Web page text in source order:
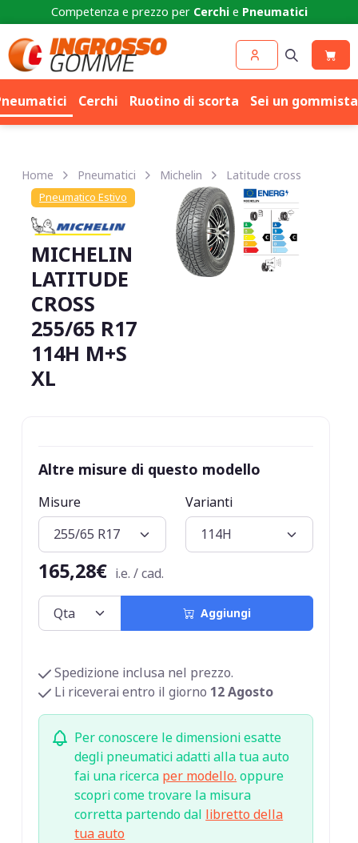
Competenza e prezzo per Cerchie Pneumatici
Cerchi Ruotino di scorta Sei un
Home Pneumatici Michelin Latitude cross
Pneumatico Estivo
MICHELIN
LATITUDE
CROSS
255/65 R17
114H M+S
XL
Altre misure di questo modello
Misure Varianti
165,28€ i.e. / cad.
Aggiungi
Spedizione inclusa nel prezzo.
Li riceverai entro il giorno 12 Agosto
Per conoscere le dimensioni esatte
degli pneumatici adatti alla tua auto
fai una ricerca per modello. oppure
scopri come trovare la misura
corretta partendo dal libretto della
tua auto